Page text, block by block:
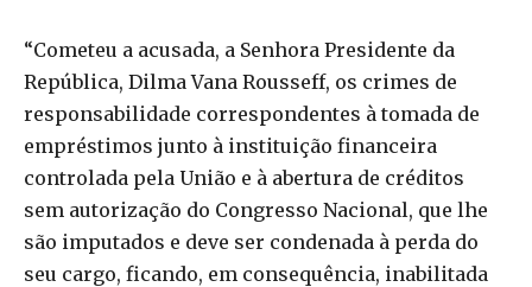
“Cometeu a acusada, a Senhora Presidente da
República, Dilma Vana Rousseff, os crimes de
responsabilidade correspondentes à tomada de
empréstimos junto à instituição financeira
controlada pela União e à abertura de créditos
sem autorização do Congresso Nacional, que lhe
são imputados e deve ser condenada à perda do
seu cargo, ficando, em consequência, inabilitada